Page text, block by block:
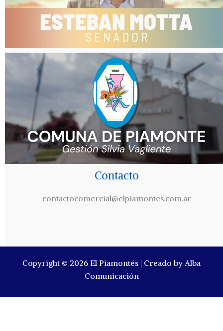
Contacto
contactocomercial@elpiamontes.com.ar
Copyright © 2026 El Piamontés | Creado by Alba
Comunicación